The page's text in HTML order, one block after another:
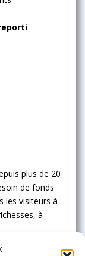
plus de 20
de fonds
les visiteurs à
à